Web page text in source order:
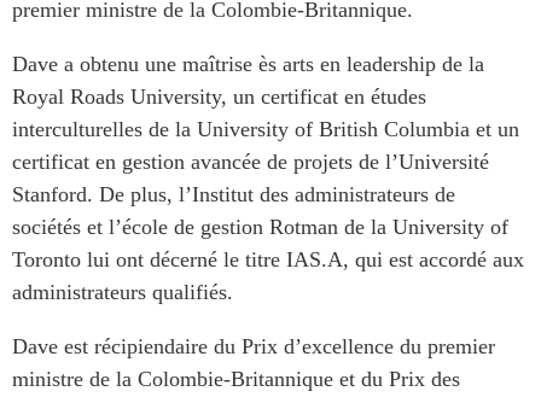
premier ministre de la Colombie-Britannique.
Dave a obtenu une maîtrise ès arts en leadership de la
Royal Roads University, un certificat en études
interculturelles de la University of British Columbia et un
certificat en gestion avancée de projets de l’Université
Stanford. De plus, l’Institut des administrateurs de
sociétés et l’école de gestion Rotman de la University of
Toronto lui ont décerné le titre IAS.A, qui est accordé aux
administrateurs qualifiés.
Dave est récipiendaire du Prix d’excellence du premier
ministre de la Colombie-Britannique et du Prix des